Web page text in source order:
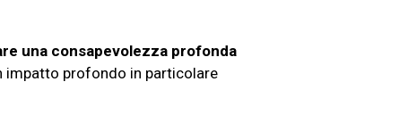
una consapevolezza profonda
impatto profondo in particolare